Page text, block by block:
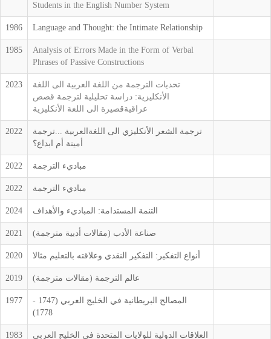
Students in the English Number System
1986 Language and Thought: the Intimate Relationship
1985
Analysis of Errors Made in the Form of Verbal
Phrases of Passive Constructions
2023
تحديات الترجمة من اللغة العربية الى اللغة
الأنكليزية: دراسة تحليلية لترجمة قصص
عراقيةقصيرة الى اللغة الأنكليزية
2022
ترجمة الشعر الأنكليزي الى اللغةالعربية ...ترجمة
أمينة أم ابداع؟
2022 مباديء الترجمة
2022 مباديء الترجمة
2024 التنمة المستدامة: المباديء والأهداف
2021 صناعة الأدب (مقالات أدبية مترجمة)
2020 أنواع التفكير: التفكير النقدي وعلاقته بالتعليم مثالا
2019 عالم الترجمة (مقالات مترجمة)
1977
المصالح البريطانية في الخليج العربي (1747 -
1778)
1983
العلاقات الدولية للولايات المتحدة في الخليج العربي